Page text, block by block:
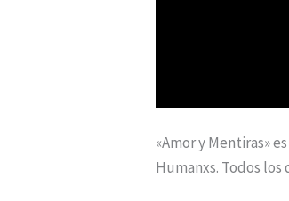
«Amor y Mentiras»
Humanxs. Todos